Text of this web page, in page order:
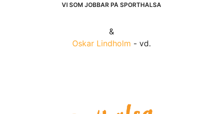
VI SOM JOBBAR PÅ SPORTHÄLSA
&
Oskar Lindholm - vd.